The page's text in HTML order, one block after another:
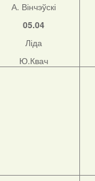
А. Вінчэўскі
05.04
Ліда
Ю.Квач